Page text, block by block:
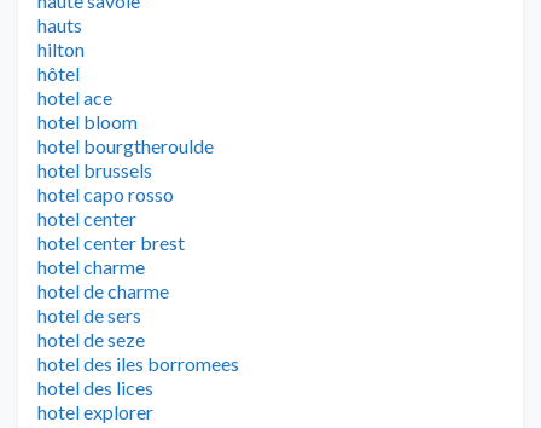
hauts
hilton
hôtel
hotel ace
hotel bloom
hotel bourgtheroulde
hotel brussels
hotel capo rosso
hotel center
hotel center brest
hotel charme
hotel de charme
hotel de sers
hotel de seze
hotel des iles borromees
hotel des lices
hotel explorer